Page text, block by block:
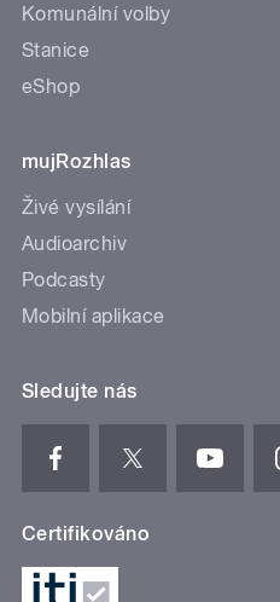
Komunální volby
Stanice
eShop
mujRozhlas
Živé vysílání
Audioarchiv
Podcasty
Mobilní aplikace
Sledujte nás
Certifikováno